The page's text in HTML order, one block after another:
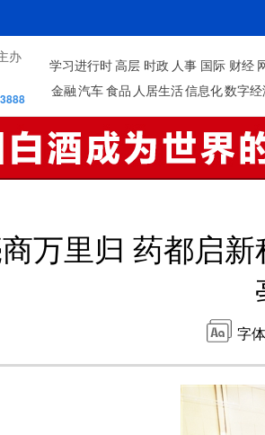
办
学习进行时高层 时政 人事 国际 财经
金融汽车食品 人居生活信息化数字
万里归 药都启
字